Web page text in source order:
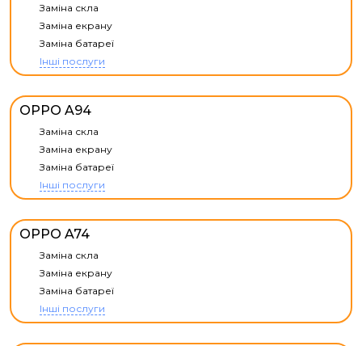
Заміна скла
Заміна екрану
Заміна батареї
Інші послуги
OPPO A94
Заміна скла
Заміна екрану
Заміна батареї
Інші послуги
OPPO A74
Заміна скла
Заміна екрану
Заміна батареї
Інші послуги